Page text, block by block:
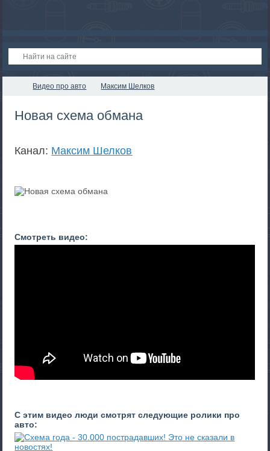
Видео про авто Максим Шелков
Новая схема обмана
Канал: Максим Шелков
Смотреть видео:
С этим видео люди смотрят следующие ролики про
авто: